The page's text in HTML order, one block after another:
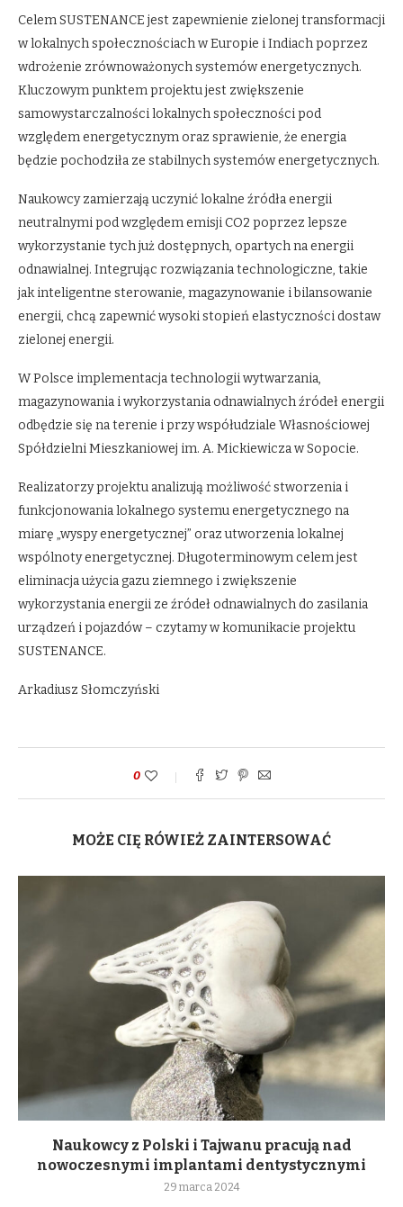
Celem SUSTENANCE jest zapewnienie zielonej transformacji
w lokalnych społecznościach w Europie i Indiach poprzez
wdrożenie zrównoważonych systemów energetycznych.
Kluczowym punktem projektu jest zwiększenie
samowystarczalności lokalnych społeczności pod
względem energetycznym oraz sprawienie, że energia
będzie pochodziła ze stabilnych systemów energetycznych.
Naukowcy zamierzają uczynić lokalne źródła energii
neutralnymi pod względem emisji CO2 poprzez lepsze
wykorzystanie tych już dostępnych, opartych na energii
odnawialnej. Integrując rozwiązania technologiczne, takie
jak inteligentne sterowanie, magazynowanie i bilansowanie
energii, chcą zapewnić wysoki stopień elastyczności dostaw
zielonej energii.
W Polsce implementacja technologii wytwarzania,
magazynowania i wykorzystania odnawialnych źródeł energii
odbędzie się na terenie i przy współudziale Własnościowej
Spółdzielni Mieszkaniowej im. A. Mickiewicza w Sopocie.
Realizatorzy projektu analizują możliwość stworzenia i
funkcjonowania lokalnego systemu energetycznego na
miarę „wyspy energetycznej” oraz utworzenia lokalnej
wspólnoty energetycznej. Długoterminowym celem jest
eliminacja użycia gazu ziemnego i zwiększenie
wykorzystania energii ze źródeł odnawialnych do zasilania
urządzeń i pojazdów – czytamy w komunikacie projektu
SUSTENANCE.
Arkadiusz Słomczyński
0
MOŻE CIĘ RÓWIEŻ ZAINTERSOWAĆ
Naukowcy z Polski i Tajwanu pracują nad
nowoczesnymi implantami dentystycznymi
29 marca 2024